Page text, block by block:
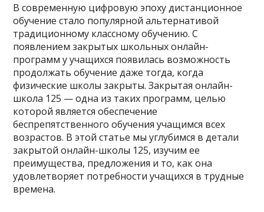
В современную цифровую эпоху дистанционное
обучение стало популярной альтернативой
традиционному классному обучению. С
появлением закрытых школьных онлайн-
программ у учащихся появилась возможность
продолжать обучение даже тогда, когда
физические школы закрыты. Закрытая онлайн-
школа 125 — одна из таких программ, целью
которой является обеспечение
беспрепятственного обучения учащимся всех
возрастов. В этой статье мы углубимся в детали
закрытой онлайн-школы 125, изучим ее
преимущества, предложения и то, как она
удовлетворяет потребности учащихся в трудные
времена.